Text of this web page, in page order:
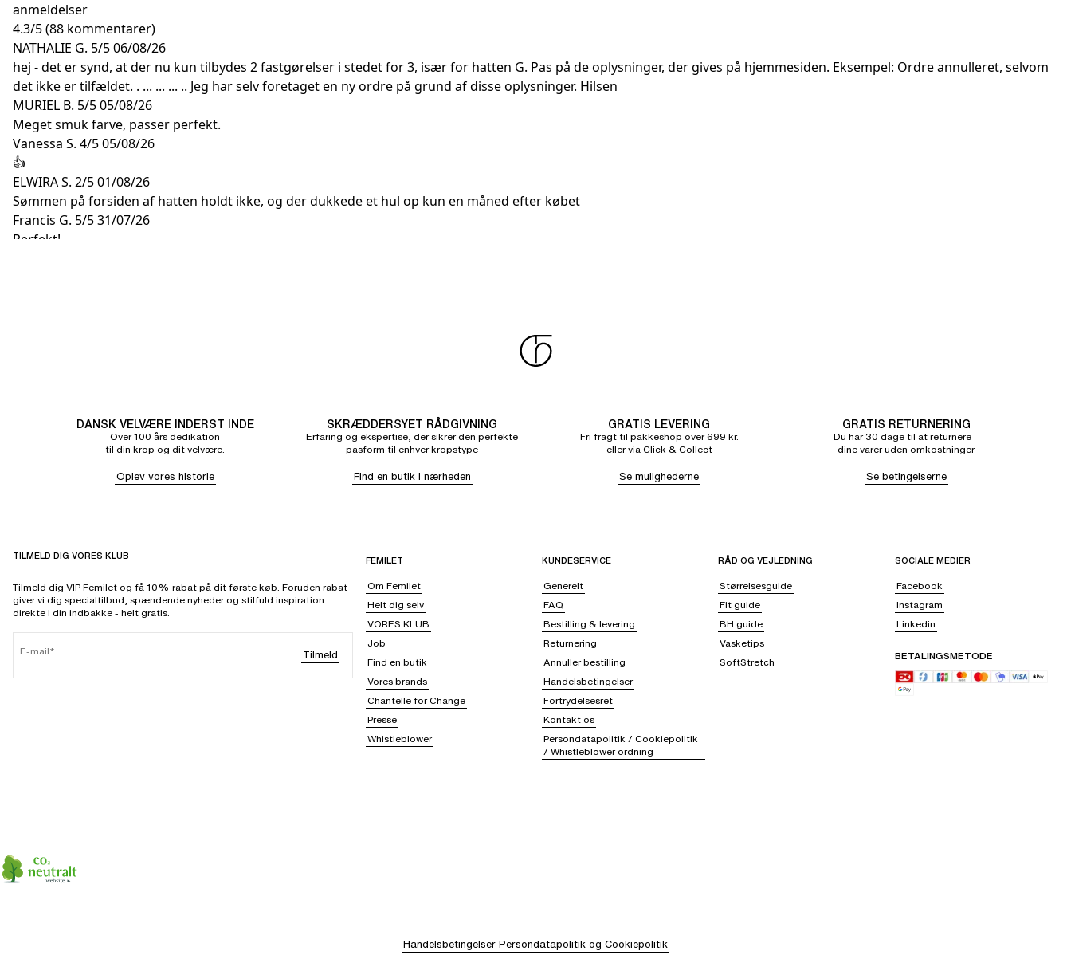
anmeldelser
4.3/5(88 kommentarer)
NATHALIE G. 5/506/08/26
hej - det er synd, at der nu kun tilbydes 2 fastgørelser i stedet for 3, især for hatten G. Pas på de oplysninger, der gives på hjemmesiden. Eksempel: Ordre annulleret, selvom
det ikke er tilfældet. . ... ... ... .. Jeg har selv foretaget en ny ordre på grund af disse oplysninger. Hilsen
MURIEL B. 5/505/08/26
Meget smuk farve, passer perfekt.
Vanessa S. 4/505/08/26
👍
ELWIRA S. 2/501/08/26
Sømmen på forsiden af hatten holdt ikke, og der dukkede et hul op kun en måned efter købet
Francis G. 5/531/07/26
Perfekt!
DANSK VELVÆRE INDERST INDE
Over 100 års dedikation
til din krop og dit velvære.
Oplev vores historie
SKRÆDDERSYET RÅDGIVNING
Erfaring og ekspertise, der sikrer den perfekte
pasform til enhver kropstype
Find en butik i nærheden
GRATIS LEVERING
Fri fragt til pakkeshop over 699 kr.
eller via Click & Collect
Se mulighederne
GRATIS RETURNERING
Du har 30 dage til at returnere
dine varer uden omkostninger
Se betingelserne
TILMELD DIG VORES KLUB
Tilmeld dig VIP Femilet og få 10% rabat på dit første køb. Foruden rabat
giver vi dig specialtilbud, spændende nyheder og stilfuld inspiration
direkte i din indbakke - helt gratis.
E-mail Tilmeld
FEMILET
Om Femilet
Helt dig selv
VORES KLUB
Job
Find en butik
Vores brands
Chantelle for Change
Presse
Whistleblower
KUNDESERVICE
Generelt
FAQ
Bestilling & levering
Returnering
Annuller bestilling
Handelsbetingelser
Fortrydelsesret
Kontakt os
Persondatapolitik / Cookiepolitik
/ Whistleblower ordning
RÅD OG VEJLEDNING
Størrelsesguide
Fit guide
BH guide
Vasketips
SoftStretch
SOCIALE MEDIER
Facebook
Instagram
Linkedin
BETALINGSMETODE
Handelsbetingelser Persondatapolitik og Cookiepolitik